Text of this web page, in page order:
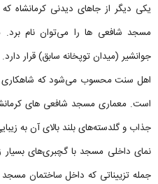
یکی دیگر از جاهای دیدنی کرمانشاه
مسجد شافعی ها را می‌توان نام برد.
جوانشیر (میدان توپخانه سابق) قرار
اهل سنت محسوب می‌شود که شاهکاری
است. معماری مسجد شافعی های
جذاب و گلدسته‌های بلند بالای آن به
نمای داخلی مسجد با گچبری‌های بسیار
جمله تزییناتی که داخل ساختمان مسجد